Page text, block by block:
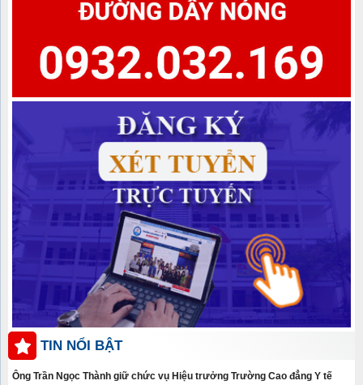
TIN NỔI BẬT
Ông Trần Ngọc Thành giữ chức vụ Hiệu trưởng Trường Cao đẳng Y tế